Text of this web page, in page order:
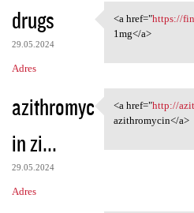
drugs
29.05.2024
Adres
<a href="https:/
<a href="https://
1mg</a>
azithromyc
in zi...
29.05.2024
Adres
<a href="http:/
<a href="http://
azithromycin</a>